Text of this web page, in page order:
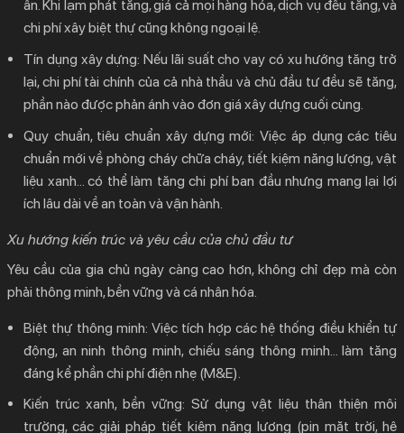
ẩn. Khi lạm phát tăng, giá cả mọi hàng hóa, dịch vụ đều tăng, và
chi phí xây biệt thựcũng không ngoại lệ.
Tín dụng xây dựng: Nếu lãi suất cho vay có xu hướng tăng trở
lại, chi phí tài chính của cả nhà thầu và chủ đầu tư đều sẽ tăng,
phần nào được phản ánh vào đơn giá xây dựng cuối cùng.
Quy chuẩn, tiêu chuẩn xây dựng mới: Việc áp dụng các tiêu
chuẩn mới về phòng cháy chữa cháy, tiết kiệm năng lượng, vật
liệu xanh… có thể làm tăng chi phí ban đầu nhưng mang lại lợi
ích lâu dài về an toàn và vận hành.
Xu hướng kiến trúc và yêu cầu của chủ đầu tư
Yêu cầu của gia chủ ngày càng cao hơn, không chỉ đẹp mà còn
phải thông minh, bền vững và cá nhân hóa.
Biệt thự thông minh: Việc tích hợp các hệ thống điều khiển tự
động, an ninh thông minh, chiếu sáng thông minh… làm tăng
đáng kể phần chi phí điện nhẹ (M&E).
Kiến trúc xanh, bền vững: Sử dụng vật liệu thân thiện môi
trường, các giải pháp tiết kiệm năng lượng (pin mặt trời, hệ